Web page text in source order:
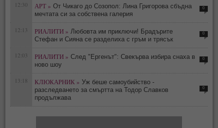
12:30 АРТ » От Чикаго до Созопол: Лина Григорова сбъдна
мечтата си за собствена галерия
0
12:13 РИАЛИТИ » Любовта им приключи! Брадърите
Стефан и Сияна се разделиха с гръм и трясък
0
12:03 РИАЛИТИ » След "Ергенът": Свекърва избира снаха в
ново шоу
0
13:18 КЛЮКАРНИК » Уж беше самоубийство -
разследването за смъртта на Тодор Славков
продължава
0